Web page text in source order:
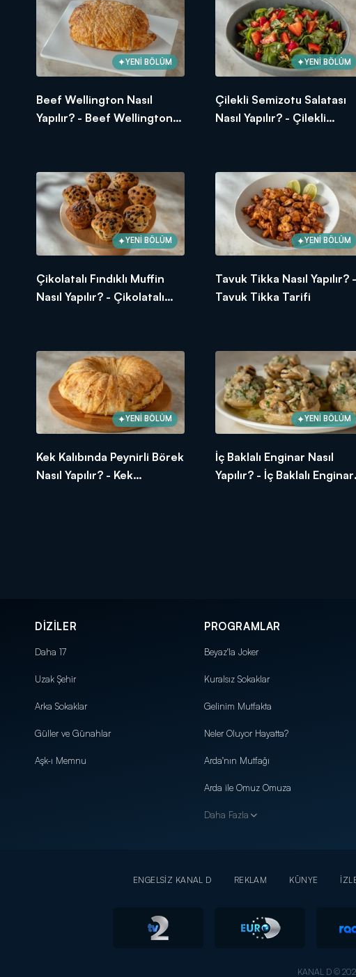
YENİ BÖLÜM
Beef Wellington Nasıl
Yapılır? - Beef Wellington
YENİ BÖLÜM
Çilekli Semizotu Salatası
Nasıl Yapılır? - Çilekli
YENİ BÖLÜM
Çikolatalı Fındıklı Muffin
Nasıl Yapılır? - Çikolatalı
YENİ BÖLÜM
Tavuk Tikka Nasıl Yapılır? -
Tavuk Tikka Tarifi
YENİ BÖLÜM
Kek Kalıbında Peynirli Börek
Nasıl Yapılır? - Kek
YENİ BÖLÜM
İç Baklalı Enginar Nasıl
Yapılır? - İç Baklalı Enginar
DİZİLER
Daha 17
Uzak Şehir
Arka Sokaklar
Güller ve Günahlar
Aşk-ı Memnu
PROGRAMLAR
Beyaz'la Joker
Kuralsız Sokaklar
Gelinim Mutfakta
Neler Oluyor Hayatta?
Arda'nın Mutfağı
Arda ile Omuz Omuza
Daha Fazla
ENGELSİZ KANAL D REKLAM KÜNYE
KANAL D ©